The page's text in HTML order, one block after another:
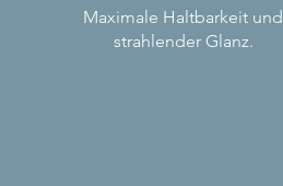
Maximale Haltbarkeit und
strahlender Glanz.